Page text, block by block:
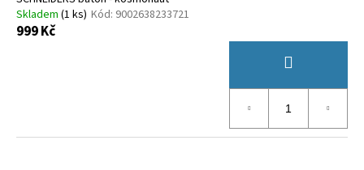
Skladem (1 ks) Kód: 9002638233721
999 Kč